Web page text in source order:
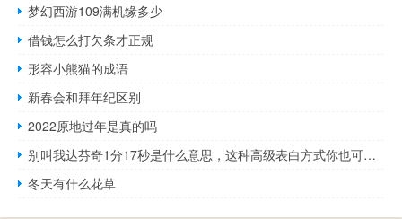
梦幻西游109满机缘多少
借钱怎么打欠条才正规
形容小熊猫的成语
新春会和拜年纪区别
2022原地过年是真的吗
别叫我达芬奇1分17秒是什么意思，这种高级表白方式你也可以用用什么梗
冬天有什么花草